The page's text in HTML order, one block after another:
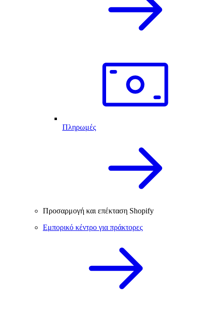
Πληρωμές
Προσαρμογή και επέκταση Shopify
Εμπορικό κέντρο για πράκτορες